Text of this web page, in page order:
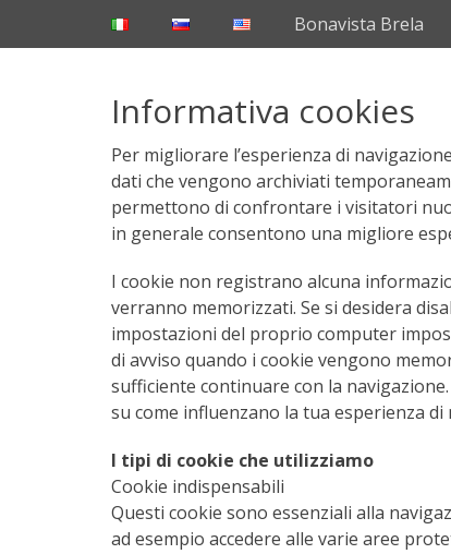
Primary MenuBonavista Brela
Informativa cookies
Per migliorare l’esperienza di
dati che vengono archiviati
permettono di confrontare i visitatori
in generale consentono una migliore
I cookie non registrano alcuna
verranno memorizzati. Se si desidera
impostazioni del proprio computer
di avviso quando i cookie vengono
sufficiente continuare con la
su come influenzano la tua esperienza di
I tipi di cookie che utilizziamo
Cookie indispensabili
Questi cookie sono essenziali alla
ad esempio accedere alle varie aree